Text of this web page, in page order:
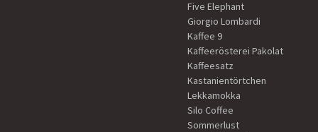
Five Elephant
Giorgio Lombardi
Kaffee 9
Kaffeerösterei Pakolat
Kaffeesatz
Kastanientörtchen
Lekkamokka
Silo Coffee
Sommerlust